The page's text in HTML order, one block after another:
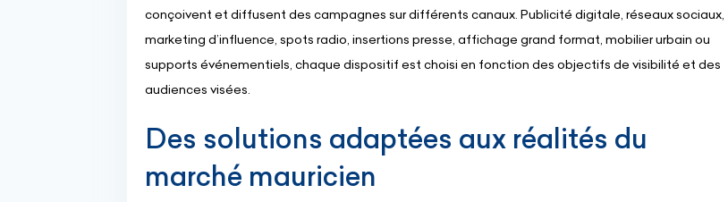
conçoivent et diffusent des campagnes sur différents canaux. Publicité digitale, réseaux sociaux,
marketing d’influence, spots radio, insertions presse, affichage grand format, mobilier urbain ou
supports événementiels, chaque dispositif est choisi en fonction des objectifs de visibilité et des
audiences visées.
Des solutions adaptées aux réalités du
marché mauricien